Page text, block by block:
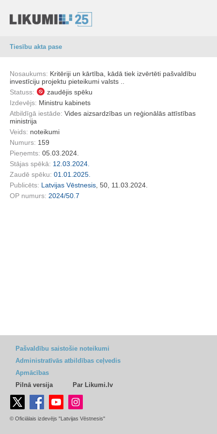
Tiesību akta pase
Nosaukums: Kritēriji un kārtība, kādā tiek izvērtēti pašvaldību
investīciju projektu pieteikumi valsts ..
Statuss:
zaudējis spēku
Izdevējs: Ministru kabinets
Atbildīgā iestāde: Vides aizsardzības un reģionālās attīstības
ministrija
Veids: noteikumi
Numurs: 159
Pieņemts: 05.03.2024.
Stājas spēkā: 12.03.2024.
Zaudē spēku: 01.01.2025.
Publicēts: Latvijas Vēstnesis , 50, 11.03.2024.
OP numurs: 2024/50.7
Pašvaldību saistošie noteikumi
Administratīvās atbildības ceļvedis
Apmācības
Pilnā versija
Par Likumi.lv
© Oficiālais izdevējs "Latvijas Vēstnesis"